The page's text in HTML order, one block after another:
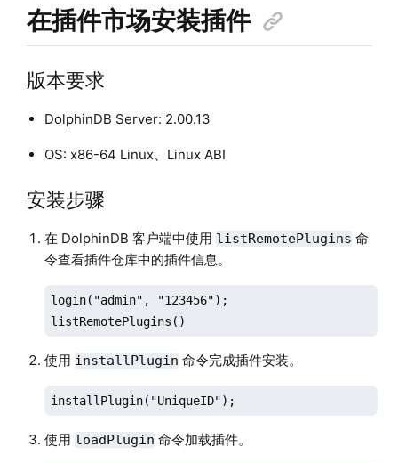
在插件市场安装插件
版本要求
DolphinDB Server: 2.00.13
OS: x86-64 Linux、Linux ABI
安装步骤
在 DolphinDB 客户端中使用 listRemotePlugins 命
令查看插件仓库中的插件信息。
login("admin", "123456");
listRemotePlugins()
使用 installPlugin 命令完成插件安装。
installPlugin("UniqueID");
使用 loadPlugin 命令加载插件。